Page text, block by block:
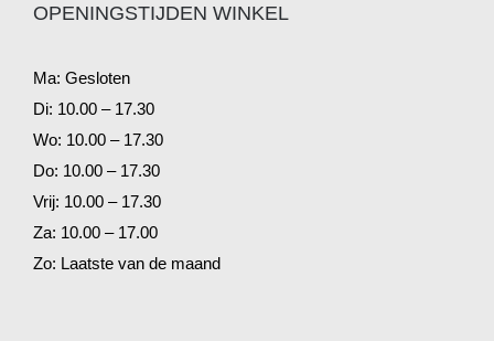
OPENINGSTIJDEN WINKEL
Ma: Gesloten
Di: 10.00 – 17.30
Wo: 10.00 – 17.30
Do: 10.00 – 17.30
Vrij: 10.00 – 17.30
Za: 10.00 – 17.00
Zo: Laatste van de maand